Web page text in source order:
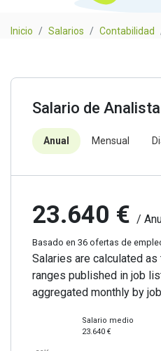
Inicio Salarios Contabilidad
Salario de
Anual Mensual
23.640 € /
Basado en 36 ofertas de
Salaries are calculated
ranges published in job
aggregated monthly by
Salario medio
23.640 €